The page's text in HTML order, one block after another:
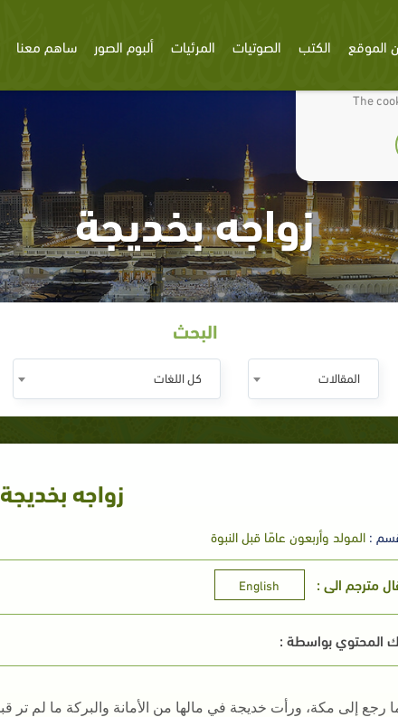
We use
The
الموقع الكتب الصوتيات المرئيات ألبوم الصور ساهم معنا
زواجه بخديجة
البحث
المقالات كل اللغات
زواجه بخديجة
:المولد وأربعون عامًا قبل النبوة
مترجم الى : English
المحتوي بواسطة :
رجع إلى مكة، ورأت خديجة في مالها من الأمانة والبركة ما لم تر